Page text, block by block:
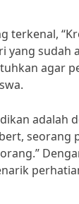
terkenal,
sudah
agar
adalah
seorang